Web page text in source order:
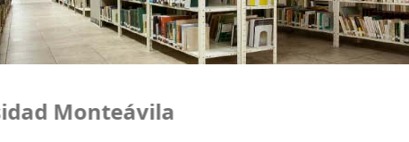
Monteávila